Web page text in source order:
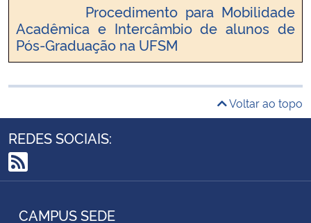
Procedimento para Mobilidade
Acadêmica e Intercâmbio de alunos de
Pós-Graduação na UFSM
Voltar ao topo
REDES SOCIAIS:
RSS
CAMPUS SEDE